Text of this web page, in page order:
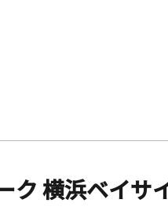
横浜ベイサ